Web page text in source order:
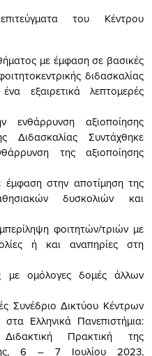
του Κέντρου
με έμφαση σε βασικές
διδασκαλίας
εξαιρετικά λεπτομερές
αξιοποίησης
Διδασκαλίας Συντάχθηκε
της αξιοποίησης
στην αποτίμηση της
δυσκολιών και
φοιτητών/τριών με
ή και αναπηρίες στη
με ομόλογες δομές άλλων
Συνέδριο Δικτύου Κέντρων
Ελληνικά Πανεπιστήμια:
Πρακτική της
6 – 7 Ιουλίου 2023,